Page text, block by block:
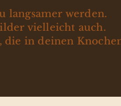
langsamer werden.
vielleicht auch.
die in deinen